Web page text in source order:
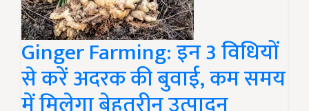
Ginger Farming: इन 3 विधियों
से करें अदरक की बुवाई, कम समय